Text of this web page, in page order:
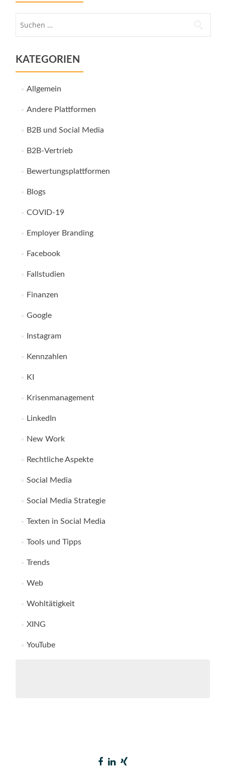
KATEGORIEN
Allgemein
Andere Plattformen
B2B und Social Media
B2B-Vertrieb
Bewertungsplattformen
Blogs
COVID-19
Employer Branding
Facebook
Fallstudien
Finanzen
Google
Instagram
Kennzahlen
KI
Krisenmanagement
LinkedIn
New Work
Rechtliche Aspekte
Social Media
Social Media Strategie
Texten in Social Media
Tools und Tipps
Trends
Web
Wohltätigkeit
XING
YouTube